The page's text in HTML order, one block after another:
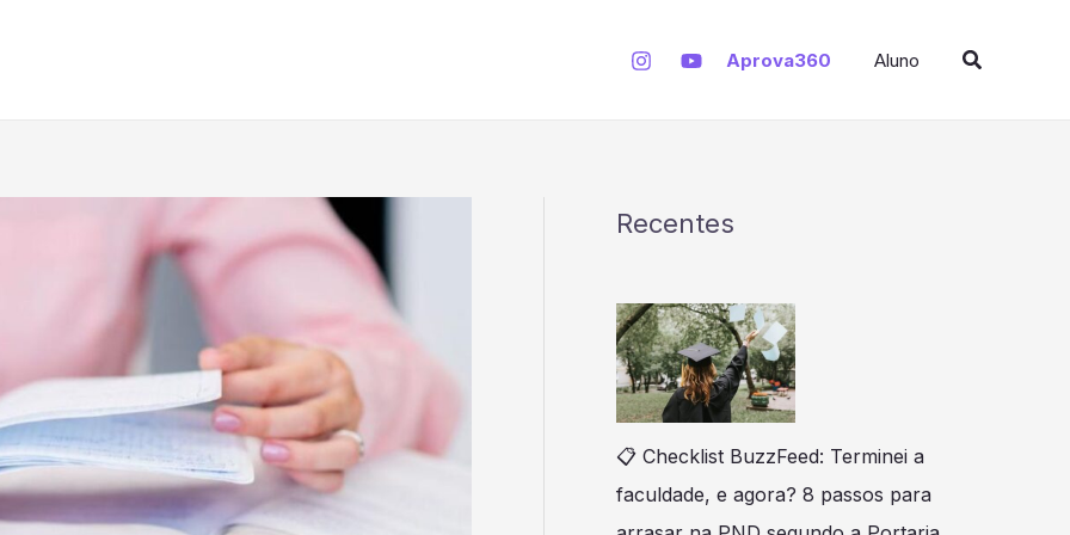
Aprova360 Aluno Pesquisar
Recentes
📋 Checklist BuzzFeed: Terminei a
faculdade, e agora? 8 passos para
h